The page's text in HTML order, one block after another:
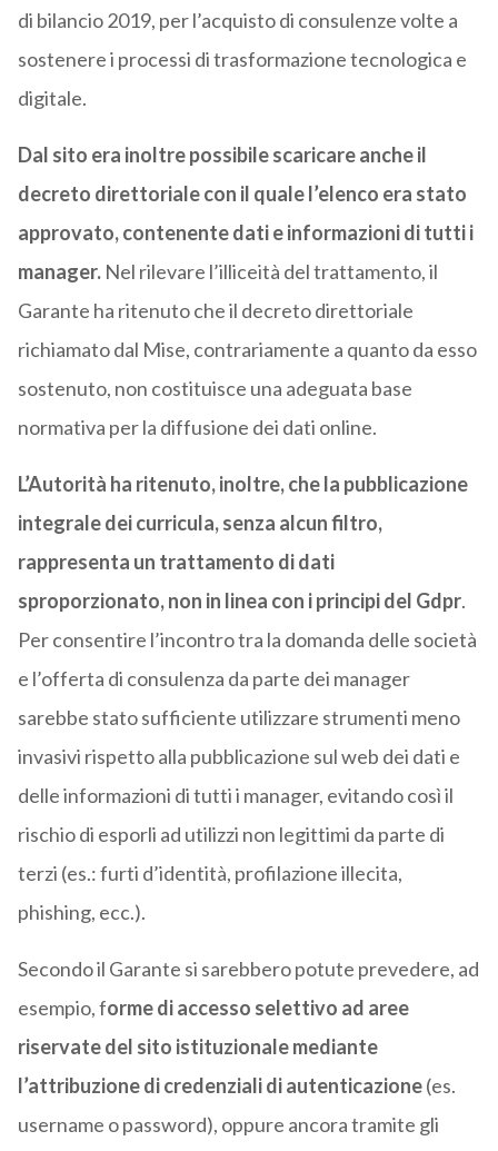
di bilancio 2019, per l’acquisto di consulenze volte a
sostenere i processi di trasformazione tecnologica e
digitale.
Dal sito era inoltre possibile scaricare anche il
decreto direttoriale con il quale l’elenco era stato
approvato, contenente dati e informazioni di tutti i
manager.Nel rilevare l’illiceità del trattamento, il
Garante ha ritenuto che il decreto direttoriale
richiamato dal Mise, contrariamente a quanto da esso
sostenuto, non costituisce una adeguata base
normativa per la diffusione dei dati online.
L’Autorità ha ritenuto, inoltre, che la pubblicazione
integrale dei curricula, senza alcun filtro,
rappresenta un trattamento di dati
sproporzionato, non in linea con i principi del Gdpr.
Per consentire l’incontro tra la domanda delle società
e l’offerta di consulenza da parte dei manager
sarebbe stato sufficiente utilizzare strumenti meno
invasivi rispetto alla pubblicazione sul web dei dati e
delle informazioni di tutti i manager, evitando così il
rischio di esporli ad utilizzi non legittimi da parte di
terzi (es.: furti d’identità, profilazione illecita,
phishing, ecc.).
Secondo il Garante si sarebbero potute prevedere, ad
esempio, forme di accesso selettivo ad aree
riservate del sito istituzionale mediante
l’attribuzione di credenziali di autenticazione(es.
username o password), oppure ancora tramite gli